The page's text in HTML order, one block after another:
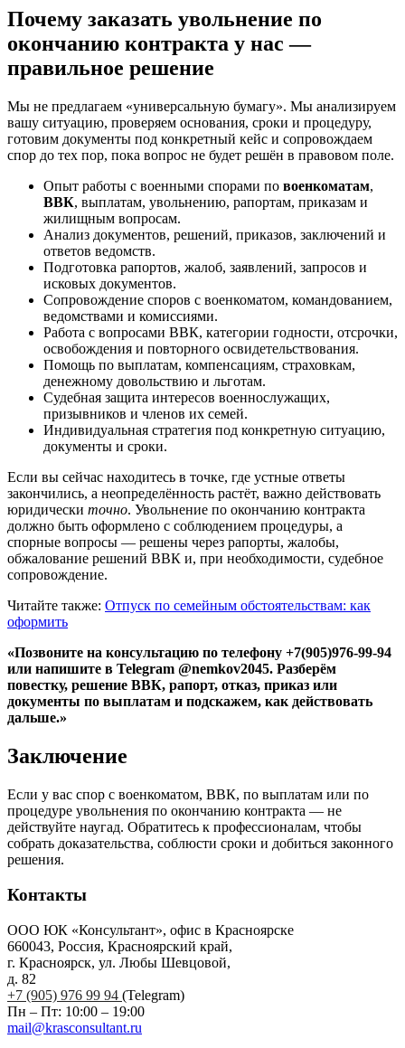
Почему заказать увольнение по
окончанию контракта у нас —
правильное решение
Мы не предлагаем «универсальную бумагу». Мы анализируем
вашу ситуацию, проверяем основания, сроки и процедуру,
готовим документы под конкретный кейс и сопровождаем
спор до тех пор, пока вопрос не будет решён в правовом поле.
Опыт работы с военными спорами по военкоматам,
ВВК, выплатам, увольнению, рапортам, приказам и
жилищным вопросам.
Анализ документов, решений, приказов, заключений и
ответов ведомств.
Подготовка рапортов, жалоб, заявлений, запросов и
исковых документов.
Сопровождение споров с военкоматом, командованием,
ведомствами и комиссиями.
Работа с вопросами ВВК, категории годности, отсрочки,
освобождения и повторного освидетельствования.
Помощь по выплатам, компенсациям, страховкам,
денежному довольствию и льготам.
Судебная защита интересов военнослужащих,
призывников и членов их семей.
Индивидуальная стратегия под конкретную ситуацию,
документы и сроки.
Если вы сейчас находитесь в точке, где устные ответы
закончились, а неопределённость растёт, важно действовать
юридически точно. Увольнение по окончанию контракта
должно быть оформлено с соблюдением процедуры, а
спорные вопросы — решены через рапорты, жалобы,
обжалование решений ВВК и, при необходимости, судебное
сопровождение.
Читайте также: Отпуск по семейным обстоятельствам: как
оформить
«Позвоните на консультацию по телефону +7(905)976-99-94
или напишите в Telegram @nemkov2045. Разберём
повестку, решение ВВК, рапорт, отказ, приказ или
документы по выплатам и подскажем, как действовать
дальше.»
Заключение
Если у вас спор с военкоматом, ВВК, по выплатам или по
процедуре увольнения по окончанию контракта — не
действуйте наугад. Обратитесь к профессионалам, чтобы
собрать доказательства, соблюсти сроки и добиться законного
решения.
Контакты
ООО ЮК «Консультант», офис в Красноярске
660043, Россия, Красноярский край,
г. Красноярск, ул. Любы Шевцовой,
д. 82
+7 (905) 976 99 94 (Telegram)
Пн – Пт: 10:00 – 19:00
mail@krasconsultant.ru